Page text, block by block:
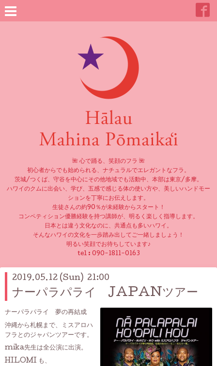
🌺 心で踊る、笑顔のフラ 🌺
初心者からでも始められる、ナチュラルでエレガントなフラ。
茨城/つくば、守谷を中心にその他地域でも活動中、本部は東京/多摩。
ハワイのクムに出会い、学び、五感で感じる体の使い方や、美しいハンドモー
ションを丁寧にお伝えします。
生徒さんの約90％が未経験からスタート！
コンペティション優勝経験を持つ講師が、明るく楽しく指導します。
日本とは違う文化なのに、共通点も多いハワイ。
そんなハワイの文化を一歩踏み出してご一緒しましょう！
明るい笑顔でお待ちしています♪
tel : 090-1811-0163
2019.05.12 (Sun) 21:00
ナーパラパライ JAPANツアー
ナーパラパライ 夢の再結成
沖縄から札幌まで、ミスアロハ
フラとのジャパンツアーです。
mika先生は全公演に出演。
HILOMI も、